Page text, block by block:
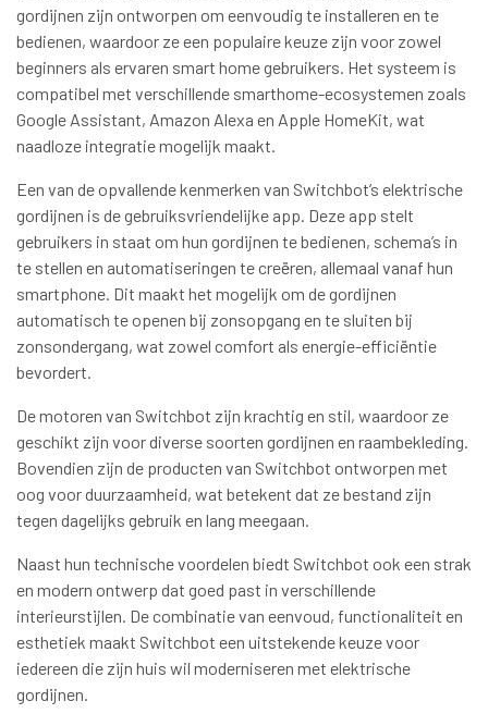
gordijnen zijn ontworpen om eenvoudig te installeren en te
bedienen, waardoor ze een populaire keuze zijn voor zowel
beginners als ervaren smart home gebruikers. Het systeem is
compatibel met verschillende smarthome-ecosystemen zoals
Google Assistant, Amazon Alexa en Apple HomeKit, wat
naadloze integratie mogelijk maakt.
Een van de opvallende kenmerken van Switchbot’s elektrische
gordijnen is de gebruiksvriendelijke app. Deze app stelt
gebruikers in staat om hun gordijnen te bedienen, schema’s in
te stellen en automatiseringen te creëren, allemaal vanaf hun
smartphone. Dit maakt het mogelijk om de gordijnen
automatisch te openen bij zonsopgang en te sluiten bij
zonsondergang, wat zowel comfort als energie-efficiëntie
bevordert.
De motoren van Switchbot zijn krachtig en stil, waardoor ze
geschikt zijn voor diverse soorten gordijnen en raambekleding.
Bovendien zijn de producten van Switchbot ontworpen met
oog voor duurzaamheid, wat betekent dat ze bestand zijn
tegen dagelijks gebruik en lang meegaan.
Naast hun technische voordelen biedt Switchbot ook een strak
en modern ontwerp dat goed past in verschillende
interieurstijlen. De combinatie van eenvoud, functionaliteit en
esthetiek maakt Switchbot een uitstekende keuze voor
iedereen die zijn huis wil moderniseren met elektrische
gordijnen.